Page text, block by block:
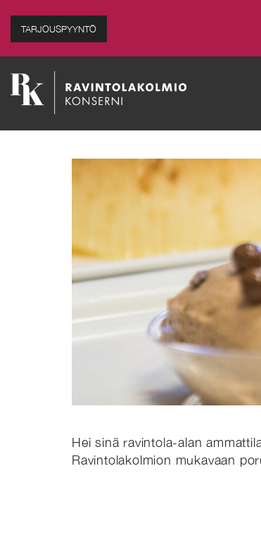
TARJOUSPYYNTÖ
Hei sinä ravintola-alan
Ravintolakolmion mukavaan